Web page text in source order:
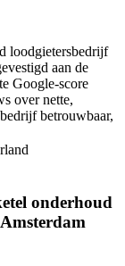
loodgietersbedrijf
aan de
Google‑score
over nette,
betrouwbaar,
onderhoud